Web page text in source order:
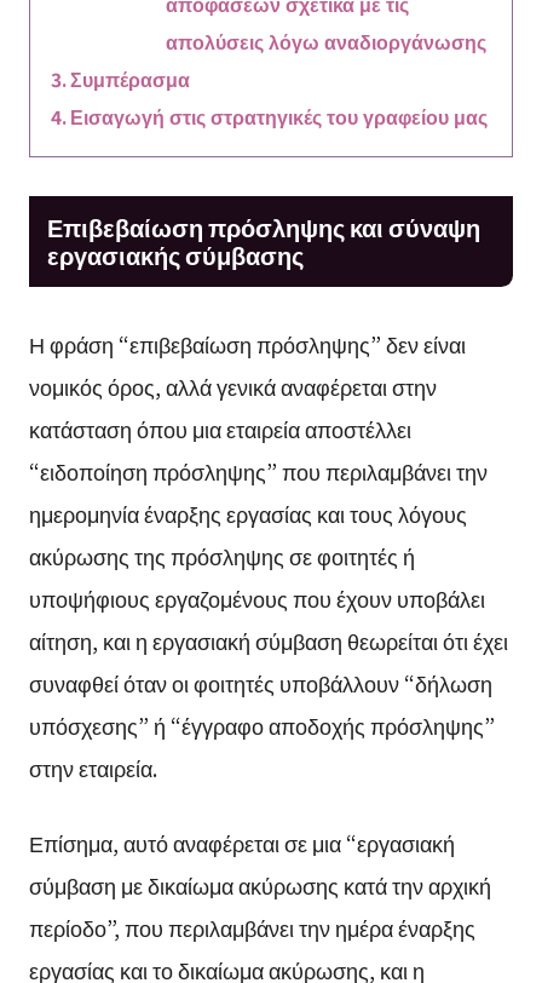
απολύσεις λόγω αναδιοργάνωσης
Συμπέρασμα
Εισαγωγή στις στρατηγικές του γραφείου μας
Επιβεβαίωση πρόσληψης και σύναψη
εργασιακής σύμβασης
Η φράση “επιβεβαίωση πρόσληψης” δεν είναι
νομικός όρος, αλλά γενικά αναφέρεται στην
κατάσταση όπου μια εταιρεία αποστέλλει
“ειδοποίηση πρόσληψης” που περιλαμβάνει την
ημερομηνία έναρξης εργασίας και τους λόγους
ακύρωσης της πρόσληψης σε φοιτητές ή
υποψήφιους εργαζομένους που έχουν υποβάλει
αίτηση, και η εργασιακή σύμβαση θεωρείται ότι έχει
συναφθεί όταν οι φοιτητές υποβάλλουν “δήλωση
υπόσχεσης” ή “έγγραφο αποδοχής πρόσληψης”
στην εταιρεία.
Επίσημα, αυτό αναφέρεται σε μια “εργασιακή
σύμβαση με δικαίωμα ακύρωσης κατά την αρχική
περίοδο”, που περιλαμβάνει την ημέρα έναρξης
εργασίας και το δικαίωμα ακύρωσης, και η